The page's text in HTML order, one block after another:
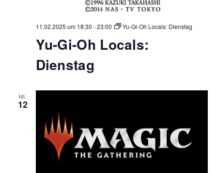
11.02.2025 um 18:30 -23:00 Yu-Gi-Oh Locals: Dienstag
Yu-Gi-Oh Locals:
Dienstag
MI.
12